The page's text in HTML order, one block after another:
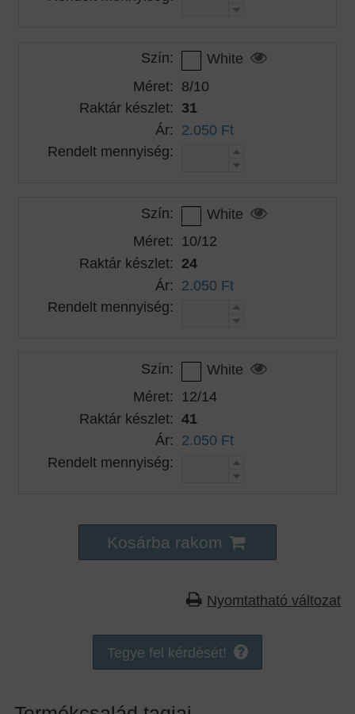
Szín:
White
Méret: 8/10
Raktár készlet: 31
Ár: 2.050 Ft
Rendelt mennyiség:
Szín:
White
Méret: 10/12
Raktár készlet: 24
Ár: 2.050 Ft
Rendelt mennyiség:
Szín:
White
Méret: 12/14
Raktár készlet: 41
Ár: 2.050 Ft
Rendelt mennyiség:
Kosárba rakom
Nyomtatható változat
Tegye fel kérdését!